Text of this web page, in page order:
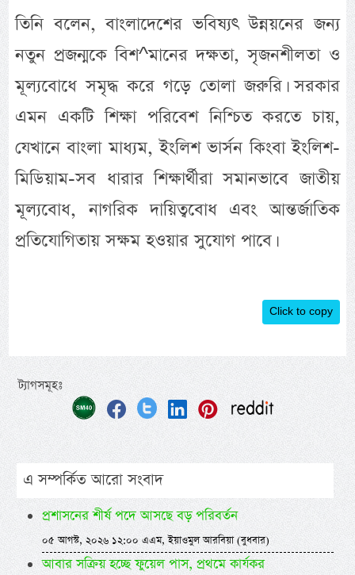
তিনি বলেন, বাংলাদেশের ভবিষ্যৎ উন্নয়নের জন্য
নতুন প্রজন্মকে বিশ^মানের দক্ষতা, সৃজনশীলতা ও
মূল্যবোধে সমৃদ্ধ করে গড়ে তোলা জরুরি। সরকার
এমন একটি শিক্ষা পরিবেশ নিশ্চিত করতে চায়,
যেখানে বাংলা মাধ্যম, ইংলিশ ভার্সন কিংবা ইংলিশ-
মিডিয়াম-সব ধারার শিক্ষার্থীরা সমানভাবে জাতীয়
মূল্যবোধ, নাগরিক দায়িত্ববোধ এবং আন্তর্জাতিক
প্রতিযোগিতায় সক্ষম হওয়ার সুযোগ পাবে।
Click to copy
ট্যাগসমূহঃ
এ সম্পর্কিত আরো সংবাদ
প্রশাসনের শীর্ষ পদে আসছে বড় পরিবর্তন
০৫ আগস্ট, ২০২৬ ১২:০০ এএম, ইয়াওমুল আরবিয়া (বুধবার)
আবার সক্রিয় হচ্ছে ফুয়েল পাস, প্রথমে কার্যকর